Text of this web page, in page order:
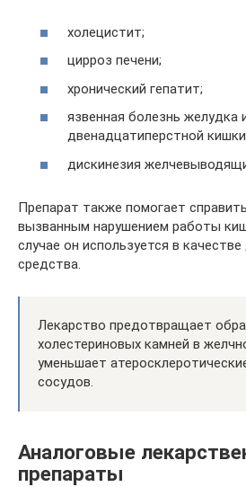
холецистит;
цирроз печени;
хронический гепатит;
язвенная болезнь желудка
двенадцатиперстной
дискинезия
Препарат также помогает
вызванным нарушением работы
случае он используется в
средства.
Лекарство предотвращает
холестериновых камней в
уменьшает
сосудов.
Аналоговые
препараты